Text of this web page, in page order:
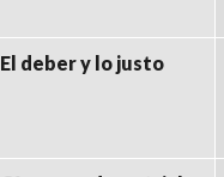
El deber y lo justo